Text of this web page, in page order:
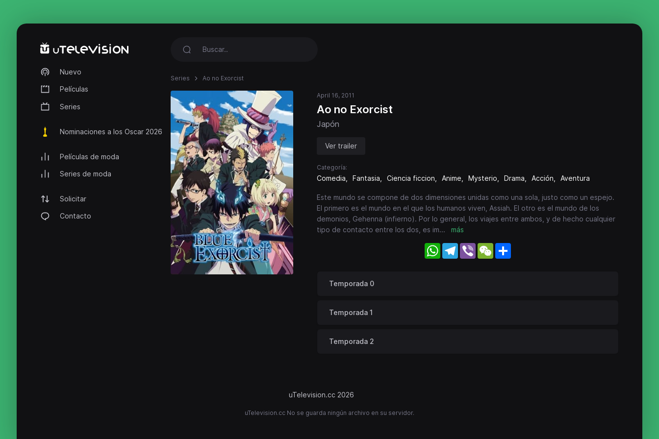
Nuevo
Películas
Series
Nominaciones a los Oscar 2026
Películas de moda
Series de moda
Solicitar
Contacto
Series Ao no Exorcist
April 16, 2011
Ao no Exorcist
Japón
Ver trailer
Categoría:
Comedia Fantasia Ciencia ficcion Anime Mysterio Drama Acción Aventura
Este mundo se compone de dos dimensiones unidas como una sola, justo como un espejo.
El primero es el mundo en el que los humanos viven, Assiah. El otro es el mundo de los
demonios, Gehenna (infierno). Por lo general, los viajes entre ambos, y de hecho cualquier
tipo de contacto entre los dos, es im... más
WhatsApp
Telegram
Viber WeChat
Temporada 0
Temporada 1
Temporada 2
uTelevision.cc 2026
uTelevision.cc No se guarda ningún archivo en su servidor.